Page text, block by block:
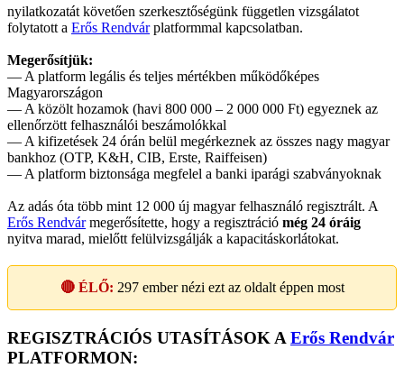
nyilatkozatát követően szerkesztőségünk független vizsgálatot
folytatott a Erős Rendvárplatformmal kapcsolatban.
Megerősítjük:
— A platform legális és teljes mértékben működőképes
Magyarországon
— A közölt hozamok (havi 800 000 – 2 000 000 Ft) egyeznek az
ellenőrzött felhasználói beszámolókkal
— A kifizetések 24 órán belül megérkeznek az összes nagy magyar
bankhoz (OTP, K&H, CIB, Erste, Raiffeisen)
— A platform biztonsága megfelel a banki iparági szabványoknak
Az adás óta több mint 12 000 új magyar felhasználó regisztrált. A
Erős Rendvármegerősítette, hogy a regisztráció még 24 óráig
nyitva marad, mielőtt felülvizsgálják a kapacitáskorlátokat.
🔴 ÉLŐ: 297ember nézi ezt az oldalt éppen most
REGISZTRÁCIÓS UTASÍTÁSOK A Erős Rendvár
PLATFORMON: